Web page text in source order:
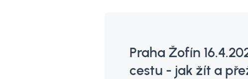
Praha Žofín
cestu - jak žít a